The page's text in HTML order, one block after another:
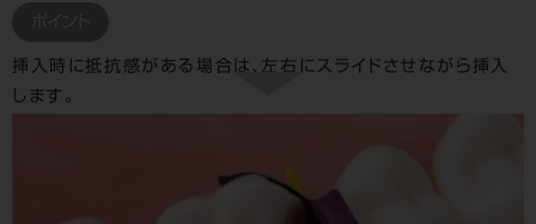
挿入時に抵抗感がある場合は、左右にスライドさせながら挿入
します。